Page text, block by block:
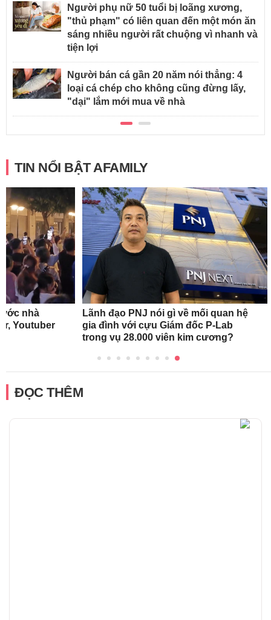
Người phụ nữ 50 tuổi bị loãng xương,
"thủ phạm" có liên quan đến một món ăn
sáng nhiều người rất chuộng vì nhanh và
tiện lợi
Người bán cá gần 20 năm nói thẳng: 4
loại cá chép cho không cũng đừng lấy,
"dại" lắm mới mua về nhà
TIN NỔI BẬT AFAMILY
nhà
Youtuber
Lãnh đạo PNJ nói gì về mối quan hệ
gia đình với cựu Giám đốc P-Lab
trong vụ 28.000 viên kim cương?
ĐỌC THÊM